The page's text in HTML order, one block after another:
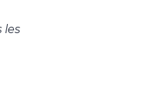
les